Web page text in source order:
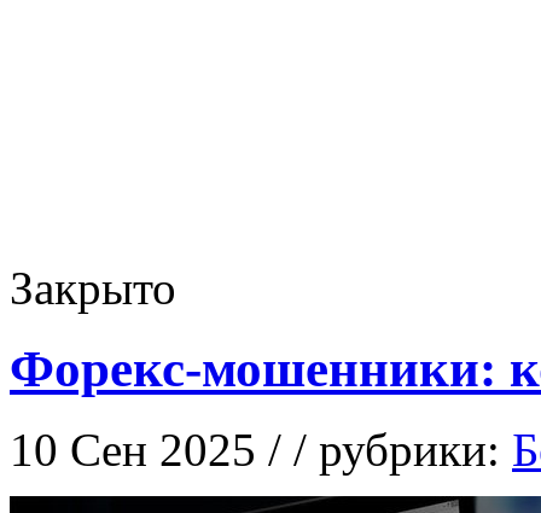
Закрыто
Форекс-мошенники:
10 Сен 2025 / / рубрики: